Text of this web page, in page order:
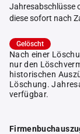
Jahresabschlüsse
diese sofort nach
Gelöscht
Nach einer
nur den
historischen
Löschung.
verfügbar.